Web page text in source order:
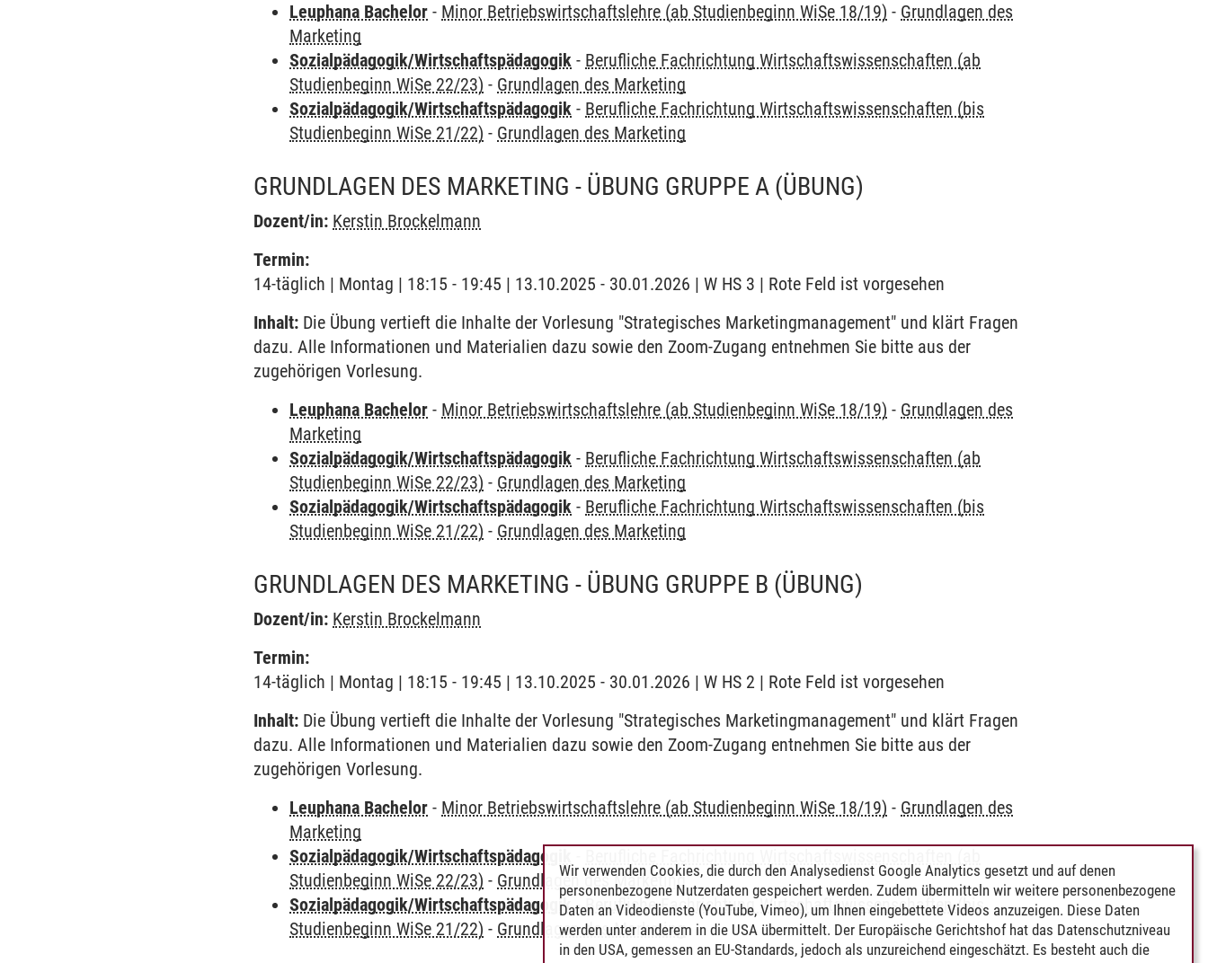
Leuphana Bachelor - Minor Betriebswirtschaftslehre (ab Studienbeginn WiSe 18/19) - Grundlagen des
Marketing
Sozialpädagogik/Wirtschaftspädagogik - Berufliche Fachrichtung Wirtschaftswissenschaften (ab
Studienbeginn WiSe 22/23) - Grundlagen des Marketing
Sozialpädagogik/Wirtschaftspädagogik - Berufliche Fachrichtung Wirtschaftswissenschaften (bis
Studienbeginn WiSe 21/22) - Grundlagen des Marketing
GRUNDLAGEN DES MARKETING - ÜBUNG GRUPPE A (ÜBUNG)
Dozent/in: Kerstin Brockelmann
Termin:
14-täglich | Montag | 18:15 - 19:45 | 13.10.2025 - 30.01.2026 | W HS 3 | Rote Feld ist vorgesehen
Inhalt: Die Übung vertieft die Inhalte der Vorlesung "Strategisches Marketingmanagement" und klärt Fragen
dazu. Alle Informationen und Materialien dazu sowie den Zoom-Zugang entnehmen Sie bitte aus der
zugehörigen Vorlesung.
Leuphana Bachelor - Minor Betriebswirtschaftslehre (ab Studienbeginn WiSe 18/19) - Grundlagen des
Marketing
Sozialpädagogik/Wirtschaftspädagogik - Berufliche Fachrichtung Wirtschaftswissenschaften (ab
Studienbeginn WiSe 22/23) - Grundlagen des Marketing
Sozialpädagogik/Wirtschaftspädagogik - Berufliche Fachrichtung Wirtschaftswissenschaften (bis
Studienbeginn WiSe 21/22) - Grundlagen des Marketing
GRUNDLAGEN DES MARKETING - ÜBUNG GRUPPE B (ÜBUNG)
Dozent/in: Kerstin Brockelmann
Termin:
14-täglich | Montag | 18:15 - 19:45 | 13.10.2025 - 30.01.2026 | W HS 2 | Rote Feld ist vorgesehen
Inhalt: Die Übung vertieft die Inhalte der Vorlesung "Strategisches Marketingmanagement" und klärt Fragen
dazu. Alle Informationen und Materialien dazu sowie den Zoom-Zugang entnehmen Sie bitte aus der
zugehörigen Vorlesung.
Leuphana Bachelor - Minor Betriebswirtschaftslehre (ab Studienbeginn WiSe 18/19) - Grundlagen des
Marketing
Sozialpädagogik/Wirtschaftspädagogik
Studienbeginn WiSe 22/23) - Grundlagen des Marketing
Sozialpädagogik/Wirtschaftspädagogik-Berufliche Fachrichtung Wirtschaftswissenschaften (bis
Studienbeginn WiSe 21/22) - Grundlagen des Marketing
Wir verwenden Cookies, die durch den Analysedienst Google Analytics gesetzt und auf denen
personenbezogene Nutzerdaten gespeichert werden. Zudem übermitteln wir weitere personenbezogene
Daten an Videodienste (YouTube, Vimeo), um Ihnen eingebettete Videos anzuzeigen. Diese Daten
werden unter anderem in die USA übermittelt. Der Europäische Gerichtshof hat das Datenschutzniveau
in den USA, gemessen an EU-Standards, jedoch als unzureichend eingeschätzt. Es besteht auch die